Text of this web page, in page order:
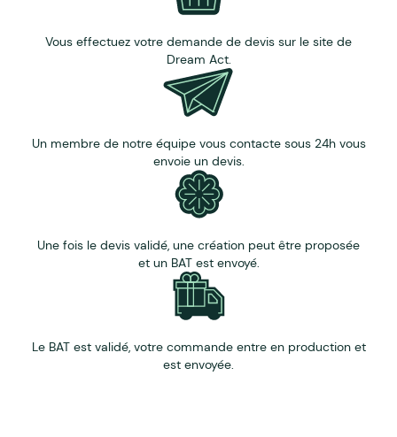
Vous effectuez votre demande de devis sur le site de
Dream Act.
Un membre de notre équipe vous contacte sous 24h vous
envoie un devis.
Une fois le devis validé, une création peut être proposée
et un BAT est envoyé.
Le BAT est validé, votre commande entre en production et
est envoyée.